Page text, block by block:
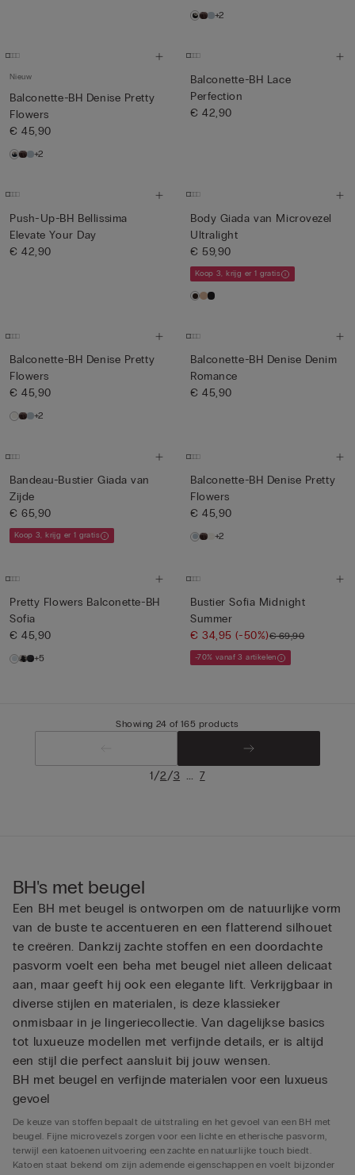
+2
Nieuw
Balconette-BH Denise Pretty
Flowers
€ 45,90
+2
Balconette-BH Lace
Perfection
€ 42,90
Push-Up-BH Bellissima
Elevate Your Day
€ 42,90
Body Giada van Microvezel
Ultralight
€ 59,90
Koop 3, krijg er 1 gratis
Balconette-BH Denise Pretty
Flowers
€ 45,90
+2
Balconette-BH Denise Denim
Romance
€ 45,90
Bandeau-Bustier Giada van
Zijde
€ 65,90
Koop 3, krijg er 1 gratis
Balconette-BH Denise Pretty
Flowers
€ 45,90
+2
Pretty Flowers Balconette-BH
Sofia
€ 45,90
+5
Bustier Sofia Midnight
Summer
€ 34,95(-50%)€ 69,90
-70% vanaf 3 artikelen
Showing 24 of 165 products
1/2/3 ... 7
BH's met beugel
Een BH met beugel is ontworpen om de natuurlijke vorm
van de buste te accentueren en een flatterend silhouet
te creëren. Dankzij zachte stoffen en een doordachte
pasvorm voelt een beha met beugel niet alleen delicaat
aan, maar geeft hij ook een elegante lift. Verkrijgbaar in
diverse stijlen en materialen, is deze klassieker
onmisbaar in je lingeriecollectie. Van dagelijkse basics
tot luxueuze modellen met verfijnde details, er is altijd
een stijl die perfect aansluit bij jouw wensen.
BH met beugel en verfijnde materialen voor een luxueus
gevoel
De keuze van stoffen bepaalt de uitstraling en het gevoel van een BH met
beugel. Fijne microvezels zorgen voor een lichte en etherische pasvorm,
terwijl een katoenen uitvoering een zachte en natuurlijke touch biedt.
Katoen staat bekend om zijn ademende eigenschappen en voelt bijzonder